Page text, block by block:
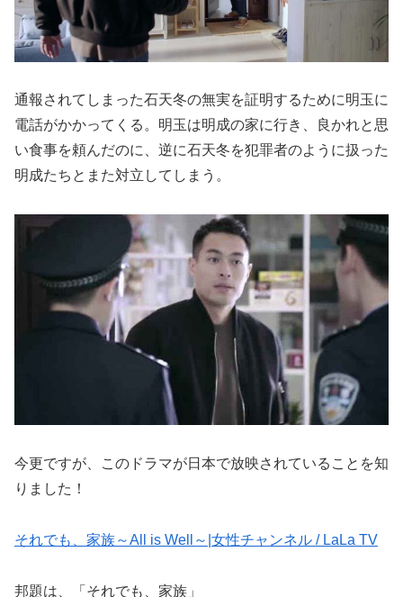
通報されてしまった石天冬の無実を証明するために明玉に
電話がかかってくる。明玉は明成の家に行き、良かれと思
い食事を頼んだのに、逆に石天冬を犯罪者のように扱った
明成たちとまた対立してしまう。
今更ですが、このドラマが日本で放映されていることを知
りました！
それでも、家族～All is Well～|女性チャンネル / LaLa TV
邦題は、「それでも、家族」